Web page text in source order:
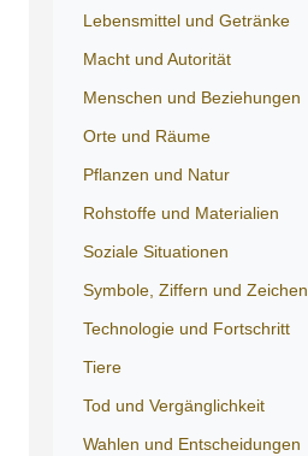
Lebensmittel und Getränke
Macht und Autorität
Menschen und Beziehungen
Orte und Räume
Pflanzen und Natur
Rohstoffe und Materialien
Soziale Situationen
Symbole, Ziffern und Zeichen
Technologie und Fortschritt
Tiere
Tod und Vergänglichkeit
Wahlen und Entscheidungen